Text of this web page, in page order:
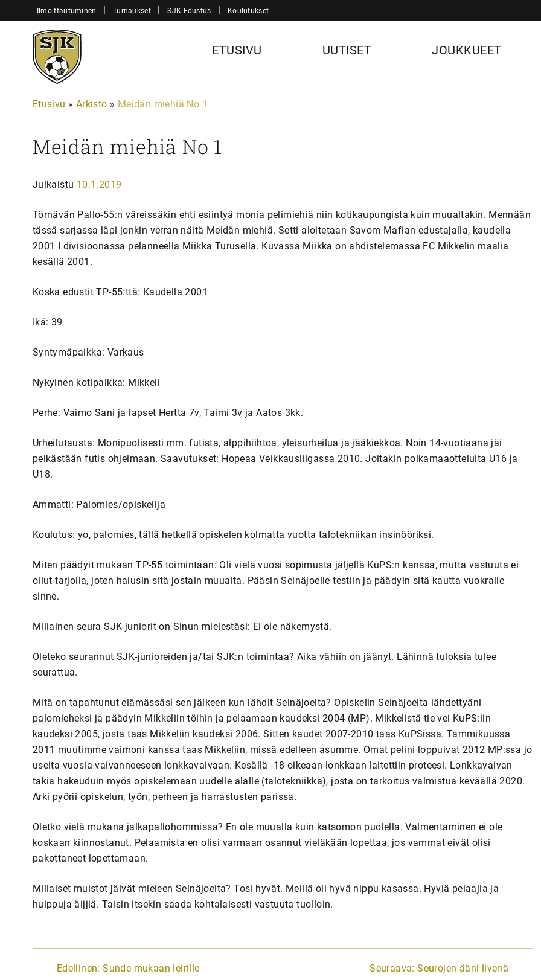
sisältöön
Ilmoittautuminen | Turnaukset | SJK-Edustus | Koulutukset
Sjk-
Juniorit
ETUSIVU UUTISET JOUKKUEET
Etusivu » Arkisto » Meidän miehiä No 1
Meidän miehiä No 1
Julkaistu 10.1.2019
Törnävän Pallo-55:n väreissäkin ehti esiintyä monia pelimiehiä niin kotikaupungista kuin muualtakin. Mennään
tässä sarjassa läpi jonkin verran näitä Meidän miehiä. Setti aloitetaan Savom Mafian edustajalla, kaudella
2001 I divisioonassa pelanneella Miikka Turusella. Kuvassa Miikka on ahdistelemassa FC Mikkelin maalia
kesällä 2001.
Koska edustit TP-55:ttä: Kaudella 2001
Ikä: 39
Syntymäpaikka: Varkaus
Nykyinen kotipaikka: Mikkeli
Perhe: Vaimo Sani ja lapset Hertta 7v, Taimi 3v ja Aatos 3kk.
Urheilutausta: Monipuolisesti mm. futista, alppihiihtoa, yleisurheilua ja jääkiekkoa. Noin 14-vuotiaana jäi
pelkästään futis ohjelmaan. Saavutukset: Hopeaa Veikkausliigassa 2010. Joitakin poikamaaotteluita U16 ja
U18.
Ammatti: Palomies/opiskelija
Koulutus: yo, palomies, tällä hetkellä opiskelen kolmatta vuotta talotekniikan insinööriksi.
Miten päädyit mukaan TP-55 toimintaan: Oli vielä vuosi sopimusta jäljellä KuPS:n kanssa, mutta vastuuta ei
ollut tarjolla, joten halusin sitä jostain muualta. Pääsin Seinäjoelle testiin ja päädyin sitä kautta vuokralle
sinne.
Millainen seura SJK-juniorit on Sinun mielestäsi: Ei ole näkemystä.
Oleteko seurannut SJK-junioreiden ja/tai SJK:n toimintaa? Aika vähiin on jäänyt. Lähinnä tuloksia tulee
seurattua.
Mitä on tapahtunut elämässäsi sen jälkeen kun lähdit Seinäjoelta? Opiskelin Seinäjoelta lähdettyäni
palomieheksi ja päädyin Mikkeliin töihin ja pelaamaan kaudeksi 2004 (MP). Mikkelistä tie vei KuPS:iin
kaudeksi 2005, josta taas Mikkeliin kaudeksi 2006. Sitten kaudet 2007-2010 taas KuPSissa. Tammikuussa
2011 muutimme vaimoni kanssa taas Mikkeliin, missä edelleen asumme. Omat pelini loppuivat 2012 MP:ssa jo
useita vuosia vaivanneeseen lonkkavaivaan. Kesällä -18 oikeaan lonkkaan laitettiin proteesi. Lonkkavaivan
takia hakeuduin myös opiskelemaan uudelle alalle (talotekniikka), josta on tarkoitus valmistua keväällä 2020.
Arki pyörii opiskelun, työn, perheen ja harrastusten parissa.
Oletko vielä mukana jalkapallohommissa? En ole muualla kuin katsomon puolella. Valmentaminen ei ole
koskaan kiinnostanut. Pelaamista en olisi varmaan osannut vieläkään lopettaa, jos vammat eivät olisi
pakottaneet lopettamaan.
Millaiset muistot jäivät mieleen Seinäjoelta? Tosi hyvät. Meillä oli hyvä nippu kasassa. Hyviä pelaajia ja
huippuja äijjiä. Taisin itsekin saada kohtalaisesti vastuuta tuolloin.
A
Edellinen: Sunde mukaan leirille Seuraava: Seurojen ääni livenä